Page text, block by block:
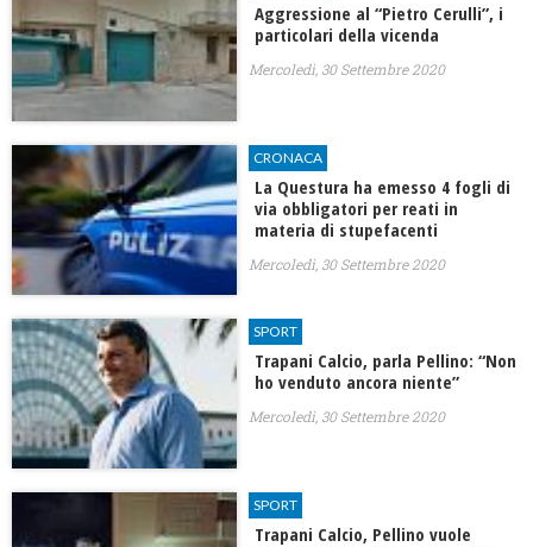
Aggressione al “Pietro Cerulli”, i
particolari della vicenda
Mercoledì, 30 Settembre 2020
CRONACA
La Questura ha emesso 4 fogli di
via obbligatori per reati in
materia di stupefacenti
Mercoledì, 30 Settembre 2020
SPORT
Trapani Calcio, parla Pellino: “Non
ho venduto ancora niente”
Mercoledì, 30 Settembre 2020
SPORT
Trapani Calcio, Pellino vuole